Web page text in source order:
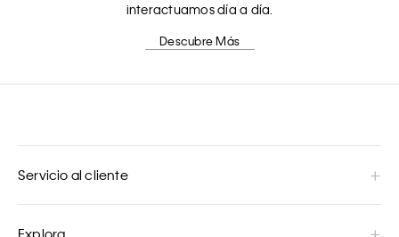
interactuamos día a día.
Descubre Más
Servicio al cliente
Explora